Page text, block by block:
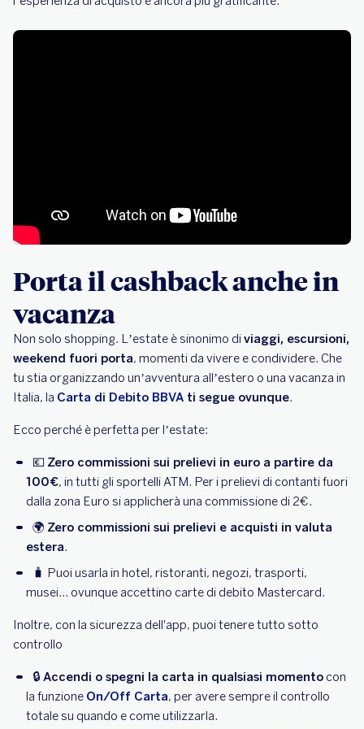
Porta il cashback anche in
vacanza
Non solo shopping. L’estate è sinonimo diviaggi, escursioni,
weekend fuori porta, momenti da vivere e condividere. Che
tu stia organizzando un’avventura all’estero o una vacanza in
Italia, la Carta di Debito BBVA ti segue ovunque.
Ecco perché è perfetta per l’estate:
💶 Zero commissioni sui prelievi in euro a partire da
100€, in tutti gli sportelli ATM. Per i prelievi di contanti fuori
dalla zona Euro si applicherà una commissione di 2€.
🌍 Zero commissioni sui prelievi e acquisti in valuta
estera.
🧳 Puoi usarla in hotel, ristoranti, negozi, trasporti,
musei... ovunque accettino carte di debito Mastercard.
Inoltre, con la sicurezza dell'app, puoi tenere tutto sotto
controllo
🔒 Accendi o spegni la carta in qualsiasi momento con
la funzione On/Off Carta, per avere sempre il controllo
totale su quando e come utilizzarla.